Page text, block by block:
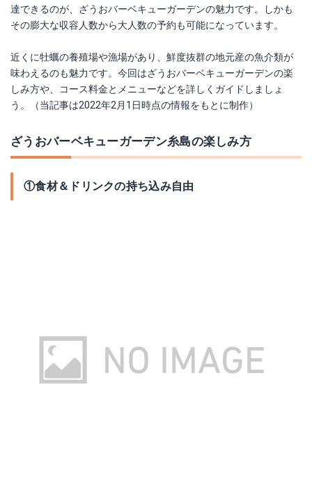
達できるのが、ざうおバーベキューガーデンの魅力です。しかも
その膨大な収容人数から大人数の予約も可能になっています。
近くに牡蠣の養殖場や漁場があり、鮮度抜群の地元産の魚介類が
味わえるのも魅力です。今回はざうおバーベキューガーデンの楽
しみ方や、コース料金とメニューなどを詳しくガイドしましょ
う。（当記事は2022年2月1日時点の情報をもとに制作）
ざうおバーベキューガーデン糸島の楽しみ方
①食材＆ドリンクの持ち込み自由